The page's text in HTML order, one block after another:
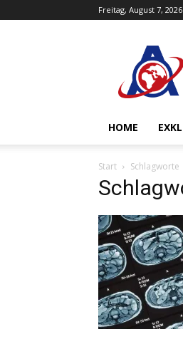
Freitag, August 7, 2026
HOME
Start Schlagworte